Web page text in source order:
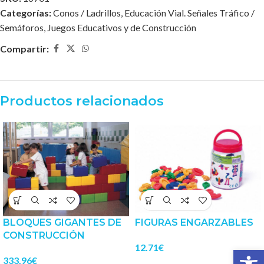
Categorías:Conos / Ladrillos Educación Vial. Señales Tráfico /
Semáforos Juegos Educativos y de Construcción
Compartir:
Productos relacionados
BLOQUES GIGANTES DE
CONSTRUCCIÓN
333.96€
FIGURAS ENGARZABLES
12.71€ Abrir